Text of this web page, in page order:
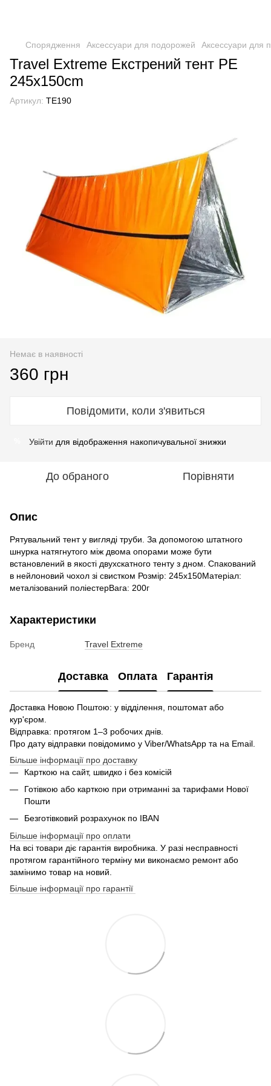
Спорядження Аксессуари для подорожей Аксессуари для
Travel Extreme Екстрений тент PE
245x150cm
Артикул: TE190
Немає в наявності
360 грн
Повідомити, коли з'явиться
Увійти для відображення накопичувальної знижки
До обраного Порівняти
Опис
Рятувальний тент у вигляді труби. За допомогою штатного
шнурка натягнутого між двома опорами може бути
встановлений в якості двухскатного тенту з дном. Спакований
в нейлоновий чохол зі свистком Розмір: 245х150Матеріал:
металізований поліестерВага: 200г
Характеристики
Бренд Travel Extreme
Доставка Оплата Гарантія
Доставка Новою Поштою: у відділення, поштомат або
кур'єром.
Відправка: протягом 1–3 робочих днів.
Про дату відправки повідомимо у Viber/WhatsApp та на Email.
Більше інформації про доставку
Карткою на сайт, швидко і без комісій
Готівкою або карткою при отриманні за тарифами Нової
Пошти
Безготівковий розрахунок по IBAN
Більше інформації про оплати
На всі товари діє гарантія виробника. У разі несправності
протягом гарантійного терміну ми виконаємо ремонт або
замінимо товар на новий.
Більше інформації про гарантії